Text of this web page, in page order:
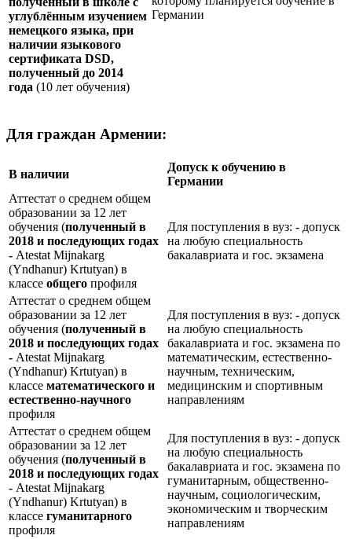
Германии
углублённым изучением
немецкого языка, при
наличии языкового
сертификата DSD,
полученный до 2014
года (10 лет обучения)
Для граждан Армении:
В наличии
Допуск к обучению в
Германии
Аттестат о среднем общем
образовании за 12 лет
обучения (полученный в
2018 и последующих годах
- Atestat Mijnakarg
(Yndhanur) Krtutyan) в
классе общего профиля
Для поступления в вуз: - допуск
на любую специальность
бакалавриата и гос. экзамена
Аттестат о среднем общем
образовании за 12 лет
обучения (полученный в
2018 и последующих годах
- Atestat Mijnakarg
(Yndhanur) Krtutyan) в
классе математического и
естественно-научного
профиля
Для поступления в вуз: - допуск
на любую специальность
бакалавриата и гос. экзамена по
математическим, естественно-
научным, техническим,
медицинским и спортивным
направлениям
Аттестат о среднем общем
образовании за 12 лет
обучения (полученный в
2018 и последующих годах
- Atestat Mijnakarg
(Yndhanur) Krtutyan) в
классе гуманитарного
профиля
Для поступления в вуз: - допуск
на любую специальность
бакалавриата и гос. экзамена по
гуманитарным, общественно-
научным, социологическим,
экономическим и творческим
направлениям